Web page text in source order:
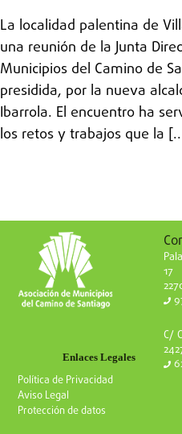
La localidad palentina de
una reunión de la Junta
Municipios del Camino de
presidida, por la nueva
Ibarrola. El encuentro ha
los retos y trabajos que la
Enlaces Legales
Política de Privacidad
Aviso Legal
Protección de datos
17
C/